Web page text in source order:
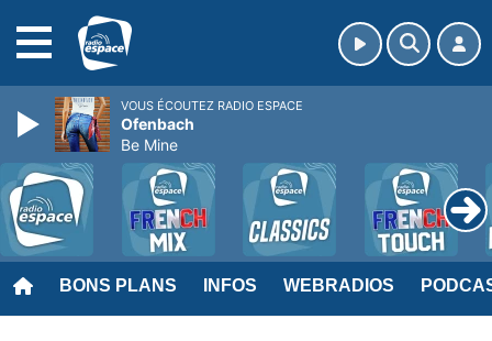
BONS PLANS INFOS WEBRADIOS
VOUS ÉCOUTEZ RADIO ESPACE
Ofenbach
Be Mine